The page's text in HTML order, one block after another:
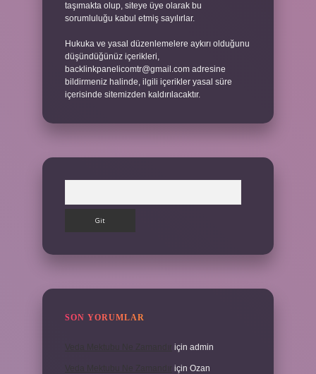
taşımakta olup, siteye üye olarak bu
sorumluluğu kabul etmiş sayılırlar.
Hukuka ve yasal düzenlemelere aykırı olduğunu
düşündüğünüz içerikleri,
backlinkpanelicomtr@gmail.com adresine
bildirmeniz halinde, ilgili içerikler yasal süre
içerisinde sitemizden kaldırılacaktır.
SON YORUMLAR
için admin
için Ozan